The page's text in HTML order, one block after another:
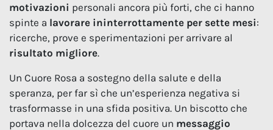
motivazioni personali ancora più forti, che ci hanno
spinte a lavorare ininterrottamente per sette mesi:
ricerche, prove e sperimentazioni per arrivare al
risultato migliore.
Un Cuore Rosa a sostegno della salute e della
speranza, per far sì che un’esperienza negativa si
trasformasse in una sfida positiva. Un biscotto che
portava nella dolcezza del cuore un messaggio